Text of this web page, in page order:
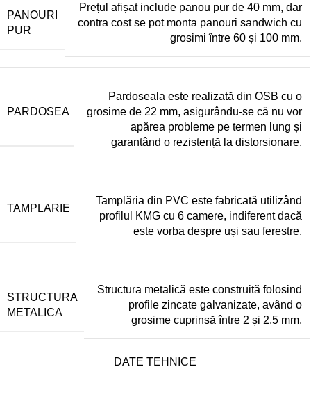
PANOURI
PUR
Prețul afișat include panou pur de 40 mm, dar
contra cost se pot monta panouri sandwich cu
grosimi între 60 și 100 mm.
PARDOSEA
Pardoseala este realizată din OSB cu o
grosime de 22 mm, asigurându-se că nu vor
apărea probleme pe termen lung și
garantând o rezistență la distorsionare.
TAMPLARIE
Tamplăria din PVC este fabricată utilizând
profilul KMG cu 6 camere, indiferent dacă
este vorba despre uși sau ferestre.
STRUCTURA
METALICA
Structura metalică este construită folosind
profile zincate galvanizate, având o
grosime cuprinsă între 2 și 2,5 mm.
DATE TEHNICE